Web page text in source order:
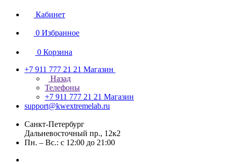
Кабинет
0 Избранное
0 Корзина
+7 911 777 21 21 Магазин
Назад
Телефоны
+7 911 777 21 21 Магазин
support@kwextremelab.ru
Санкт-Петербург
Дальневосточный пр., 12к2
Пн. – Вс.: с 12:00 до 21:00